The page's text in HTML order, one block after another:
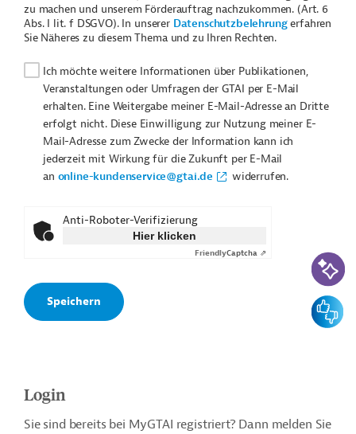
zu machen und unserem Förderauftrag nachzukommen. (Art. 6
Abs. I lit. f DSGVO). In unserer Datenschutzbelehrungerfahren
Sie Näheres zu diesem Thema und zu Ihren Rechten.
Ich möchte weitere Informationen über Publikationen,
Veranstaltungen oder Umfragen der GTAI per E-Mail
erhalten. Eine Weitergabe meiner E-Mail-Adresse an Dritte
erfolgt nicht. Diese Einwilligung zur Nutzung meiner E-
Mail-Adresse zum Zwecke der Information kann ich
jederzeit mit Wirkung für die Zukunft per E-Mail
an online-kundenservice@gtai.de widerrufen.
Anti-Roboter-Verifizierung
Hier klicken
FriendlyCaptcha ⇗
Login
Sie sind bereits bei MyGTAI registriert? Dann melden Sie
KI-